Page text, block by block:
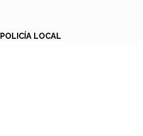
POLICÍA LOCAL